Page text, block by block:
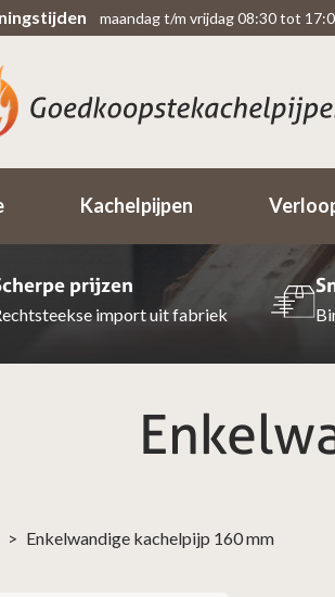
maandag t/m vrijdag 08:30 tot
Kachelpijpen
prijzen
import uit fabriek
> Enkelwandige kachelpijp 160 mm